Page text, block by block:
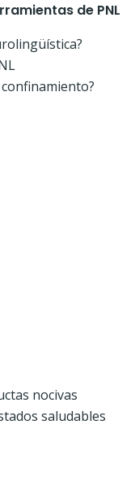
de PNL
nocivas
saludables